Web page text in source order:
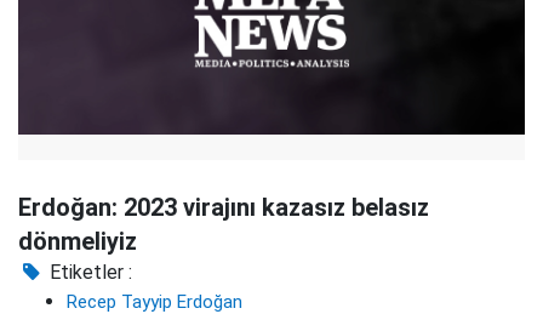
Erdoğan: 2023 virajını kazasız belasız
dönmeliyiz
Etiketler :
Recep Tayyip Erdoğan